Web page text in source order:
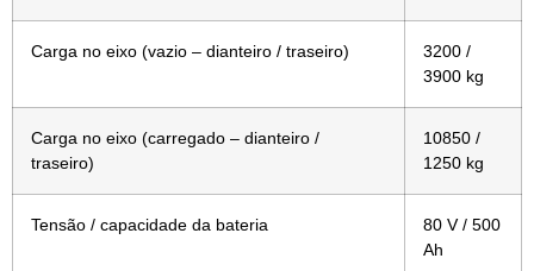
Carga no eixo (vazio – dianteiro / traseiro)
3200 /
3900 kg
Carga no eixo (carregado – dianteiro /
traseiro)
10850 /
1250 kg
Tensão / capacidade da bateria
80 V / 500
Ah